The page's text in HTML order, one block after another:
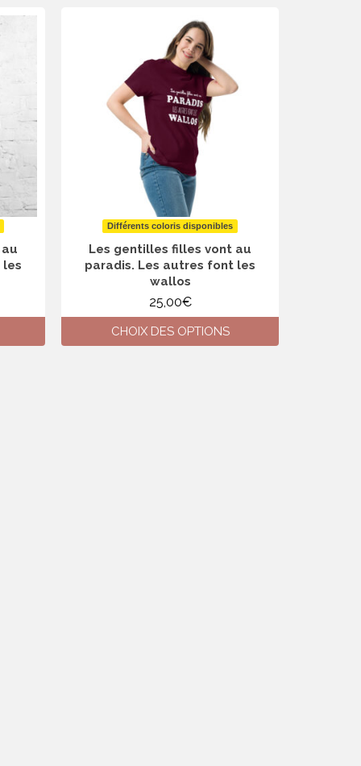
plusieurs
variations.
Les
options
peuvent
être
choisies
la
page
produit
les
Différents coloris disponibles
Les gentilles filles vont au
paradis. Les autres font les
wallos
25,00€
CHOIX DES OPTIONS